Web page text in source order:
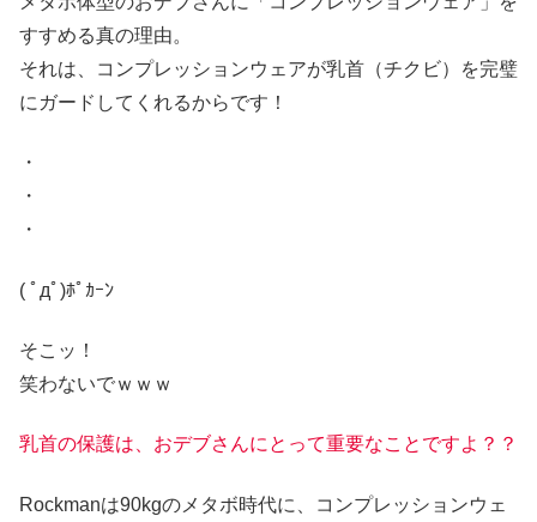
すすめる真の理由。
それは、コンプレッションウェアが乳首（チクビ）を完璧
にガードしてくれるからです！
・
・
・
( ﾟдﾟ)ﾎﾟｶｰﾝ
そこッ！
笑わないでｗｗｗ
乳首の保護は、おデブさんにとって重要なことですよ？？
Rockmanは90kgのメタボ時代に、コンプレッションウェ